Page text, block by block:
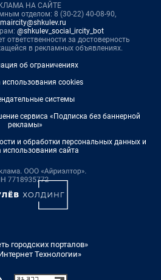
НА САЙТЕ
отделом: 8 (30-22) 40-08-90,
@shkulev_social_ircity_bot
ответственности за достоверность
в рекламных объявлениях.
об ограничениях
использования cookies
системы
сервиса «Подписка без баннерной
рекламы»
и обработки персональных данных и
использования сайта
городских порталов»
Технологии»